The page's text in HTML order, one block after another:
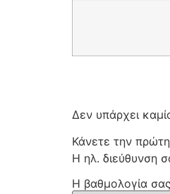
Δεν υπάρχει
Κάνετε την
Η ηλ. διεύθυνση
Η βαθμολογία σας